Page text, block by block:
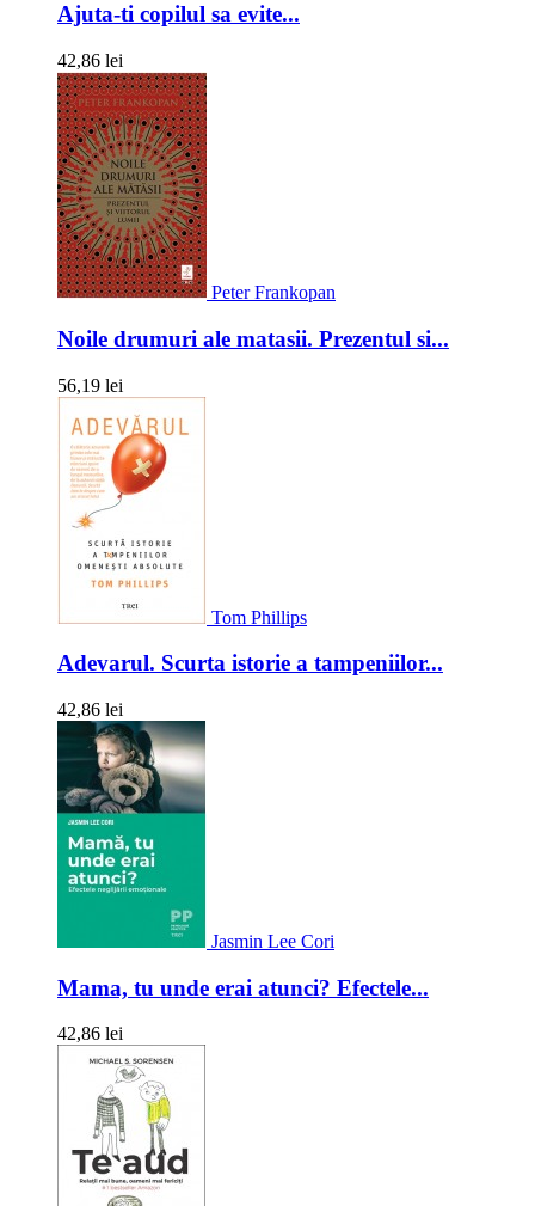
Ajuta-ti copilul sa evite...
42,86 lei
Peter Frankopan
Noile drumuri ale matasii. Prezentul si...
56,19 lei
Tom Phillips
Adevarul. Scurta istorie a tampeniilor...
42,86 lei
Jasmin Lee Cori
Mama, tu unde erai atunci? Efectele...
42,86 lei